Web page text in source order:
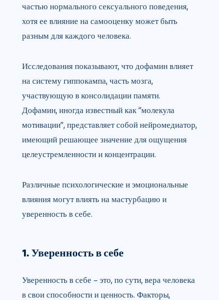
частью нормального сексуального поведения,
хотя ее влияние на самооценку может быть
разным для каждого человека.
Исследования показывают, что дофамин влияет
на систему гиппокампа, часть мозга,
участвующую в консолидации памяти.
Дофамин, иногда известный как “молекула
мотивации”, представляет собой нейромедиатор,
имеющий решающее значение для ощущения
целеустремленности и концентрации.
Различные психологические и эмоциональные
влияния могут влиять на мастурбацию и
уверенность в себе.
1. Уверенность в себе
Уверенность в себе – это, по сути, вера человека
в свои способности и ценность. Факторы,